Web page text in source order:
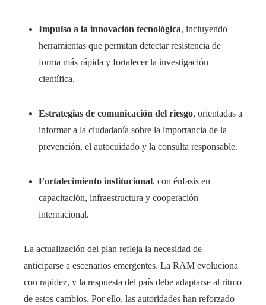
Impulso a la innovación tecnológica, incluyendo
herramientas que permitan detectar resistencia de
forma más rápida y fortalecer la investigación
científica.
Estrategias de comunicación del riesgo, orientadas a
informar a la ciudadanía sobre la importancia de la
prevención, el autocuidado y la consulta responsable.
Fortalecimiento institucional, con énfasis en
capacitación, infraestructura y cooperación
internacional.
La actualización del plan refleja la necesidad de
anticiparse a escenarios emergentes. La RAM evoluciona
con rapidez, y la respuesta del país debe adaptarse al ritmo
de estos cambios. Por ello, las autoridades han reforzado